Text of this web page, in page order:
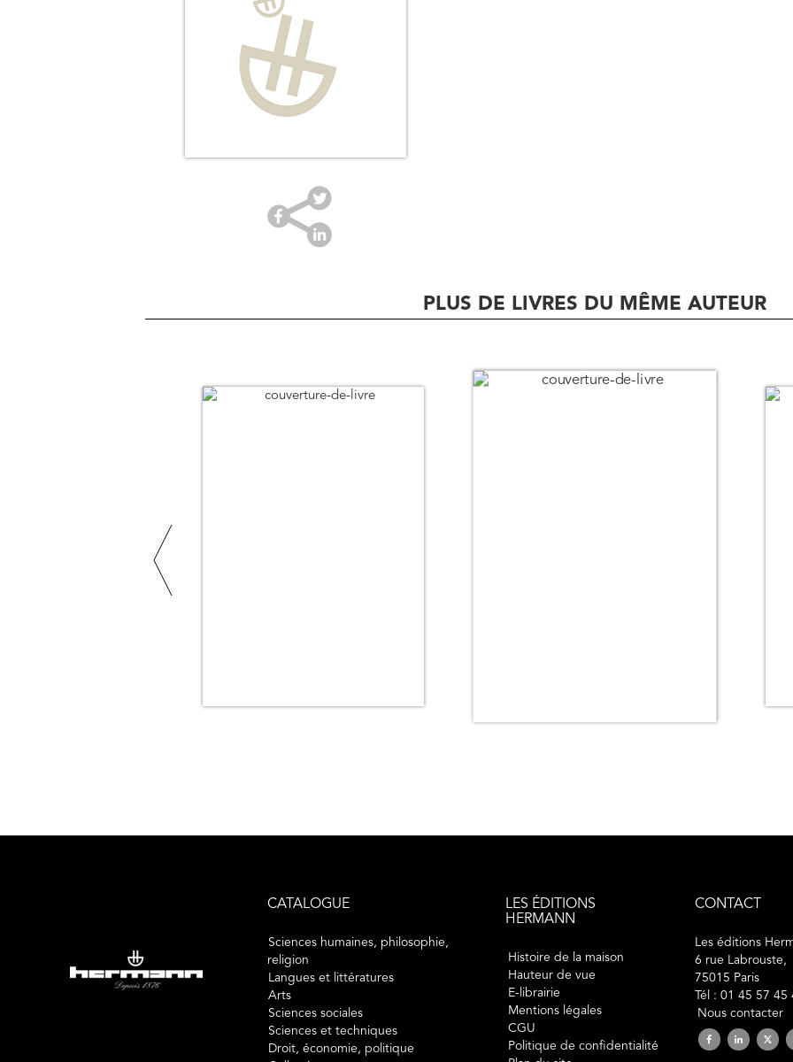
PLUS DE LIVRES DU MÊME AUTEUR
CATALOGUE
Sciences humaines, philosophie,
religion
Langues et littératures
Arts
Sciences sociales
Sciences et techniques
Droit, économie, politique
LES ÉDITIONS
HERMANN
Histoire de la maison
Hauteur de vue
E-librairie
Mentions légales
CGU
Politique de confidentialité
CONTACT
Les éditions
6 rue Labrouste,
75015 Paris
Tél : 01 45 57 45
Nous contacter